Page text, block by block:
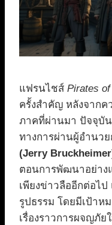
แฟรนไชส์ Pirates
ครั้งสำคัญ หลังจากค
ภาคที่ผ่านมา ปัจจุบัน
ทางการผ่านผู้อำนวย
(Jerry
ตอนการพัฒนาอย่าง
เพียงข่าวลืออีกต่อไ
รูปธรรม โดยมีเป้าห
เรื่องราวการผจญภั